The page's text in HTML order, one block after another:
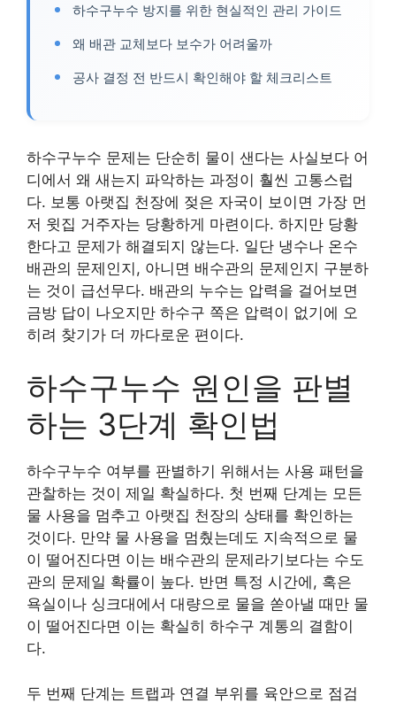
하수구누수 방지를 위한 현실적인 관리 가이드
왜 배관 교체보다 보수가 어려울까
공사 결정 전 반드시 확인해야 할 체크리스트
하수구누수 문제는 단순히 물이 샌다는 사실보다 어
디에서 왜 새는지 파악하는 과정이 훨씬 고통스럽
다. 보통 아랫집 천장에 젖은 자국이 보이면 가장 먼
저 윗집 거주자는 당황하게 마련이다. 하지만 당황
한다고 문제가 해결되지 않는다. 일단 냉수나 온수
배관의 문제인지, 아니면 배수관의 문제인지 구분하
는 것이 급선무다. 배관의 누수는 압력을 걸어보면
금방 답이 나오지만 하수구 쪽은 압력이 없기에 오
히려 찾기가 더 까다로운 편이다.
하수구누수 원인을 판별
하는 3단계 확인법
하수구누수 여부를 판별하기 위해서는 사용 패턴을
관찰하는 것이 제일 확실하다. 첫 번째 단계는 모든
물 사용을 멈추고 아랫집 천장의 상태를 확인하는
것이다. 만약 물 사용을 멈췄는데도 지속적으로 물
이 떨어진다면 이는 배수관의 문제라기보다는 수도
관의 문제일 확률이 높다. 반면 특정 시간에, 혹은
욕실이나 싱크대에서 대량으로 물을 쏟아낼 때만 물
이 떨어진다면 이는 확실히 하수구 계통의 결함이
다.
두 번째 단계는 트랩과 연결 부위를 육안으로 점검